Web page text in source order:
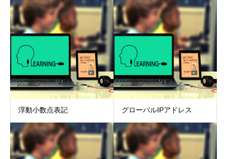
浮動小数点表記 グローバルIPアドレス